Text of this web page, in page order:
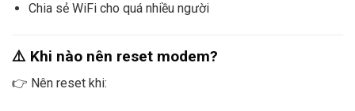
Chia sẻ WiFi cho quá nhiều người
⚠️ Khi nào nên reset modem?
👉 Nên reset khi: